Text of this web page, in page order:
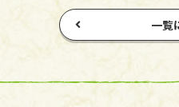
一覧